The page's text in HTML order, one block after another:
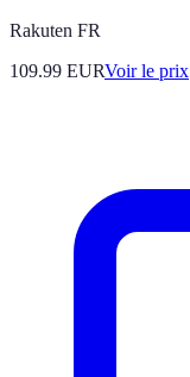
Rakuten FR
109.99 EURVoir le prix